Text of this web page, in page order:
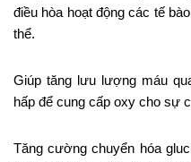
điều hòa hoạt động các tế
thể.
Giúp tăng lưu lượng máu
hấp để cung cấp oxy cho sự
Tăng cường chuyển hóa